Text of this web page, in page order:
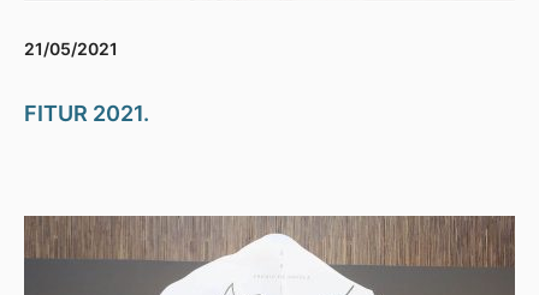
21/05/2021
FITUR 2021.